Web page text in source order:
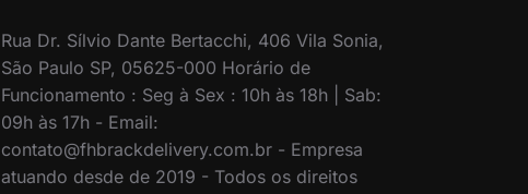
Rua Dr. Sílvio Dante Bertacchi, 406 Vila Sonia,
São Paulo SP, 05625-000 Horário de
Funcionamento : Seg à Sex : 10h às 18h | Sab:
09h às 17h - Email:
contato@fhbrackdelivery.com.br - Empresa
atuando desde de 2019 - Todos os direitos